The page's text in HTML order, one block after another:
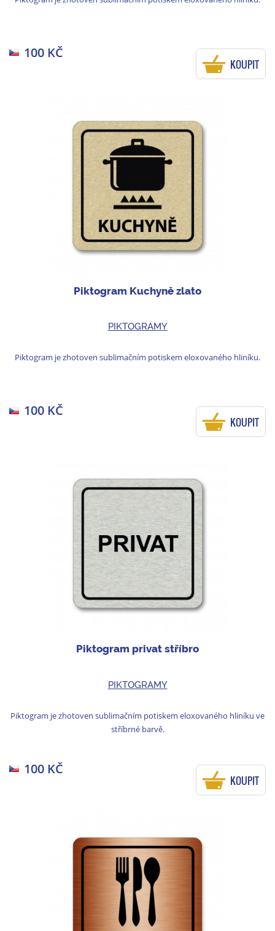
100 KČ
KOUPIT
Piktogram Kuchyně zlato
PIKTOGRAMY
Piktogram je zhotoven sublimačním potiskem eloxovaného hliníku.
100 KČ
KOUPIT
Piktogram privat stříbro
PIKTOGRAMY
Piktogram je zhotoven sublimačním potiskem eloxovaného hliníku ve
stříbrné barvě.
100 KČ
KOUPIT